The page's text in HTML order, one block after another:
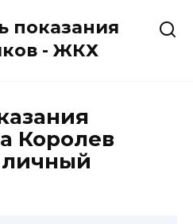
показания
- ЖКХ
Королев
личный